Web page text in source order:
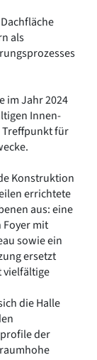
als
im Jahr 2024
Innen-
für
Konstruktion
errichtete
aus: eine
Foyer mit
sowie ein
ersetzt
vielfältige
die Halle
der